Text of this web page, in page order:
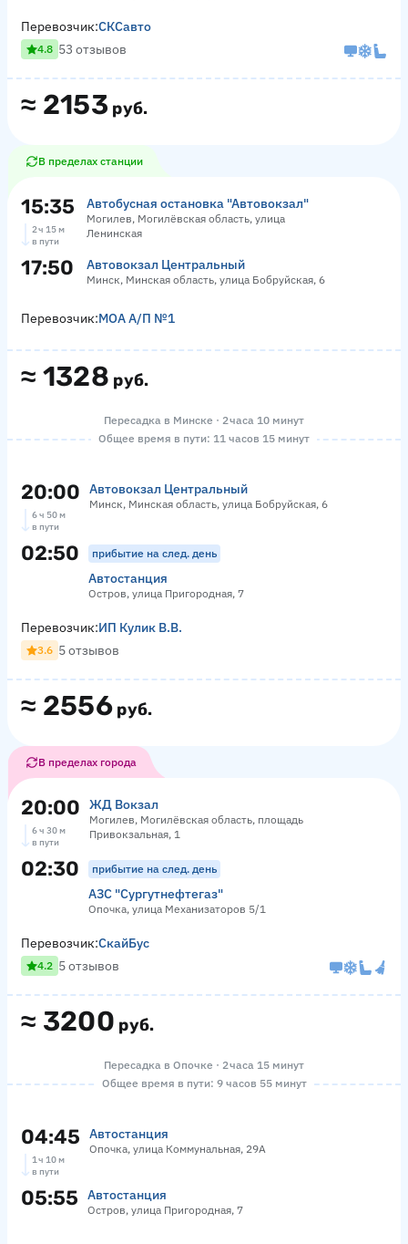
≈ 2153 руб.
Перевозчик:СКСавто
4.8 53 отзывов
В пределах станции
15:35 Автобусная остановка "Автовокзал"
Могилев, Могилёвская область, улица
Ленинская
2 ч 15 м
в пути
17:50 Автовокзал Центральный
Минск, Минская область, улица Бобруйская, 6
≈ 1328 руб.
Перевозчик:МОА А/П №1
Пересадка в Минске · 2 часа 10 минут
Общее время в пути: 11 часов 15 минут
20:00 Автовокзал Центральный
Минск, Минская область, улица Бобруйская, 6
6 ч 50 м
в пути
02:50 прибытие на след. день
Автостанция
Остров, улица Пригородная, 7
≈ 2556 руб.
Перевозчик:ИП Кулик В.В.
3.6 5 отзывов
В пределах города
20:00 ЖД Вокзал
Могилев, Могилёвская область, площадь
Привокзальная, 1
6 ч 30 м
в пути
02:30 прибытие на след. день
АЗС "Сургутнефтегаз"
Опочка, улица Механизаторов 5/1
≈ 3200 руб.
Перевозчик:СкайБус
4.2 5 отзывов
Пересадка в Опочке · 2 часа 15 минут
Общее время в пути: 9 часов 55 минут
04:45 Автостанция
Опочка, улица Коммунальная, 29А
1 ч 10 м
в пути
05:55 Автостанция
Остров, улица Пригородная, 7